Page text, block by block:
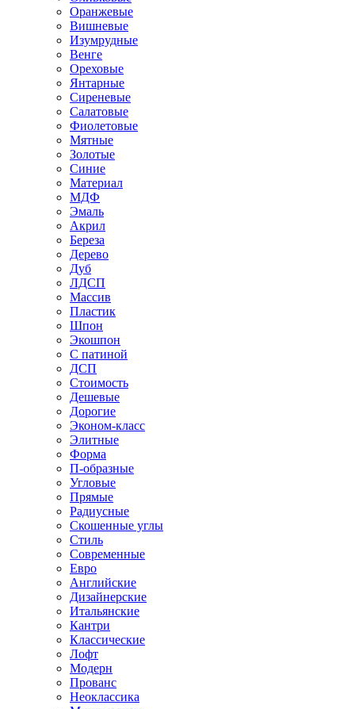
Оранжевые
Вишневые
Изумрудные
Венге
Ореховые
Янтарные
Сиреневые
Салатовые
Фиолетовые
Мятные
Золотые
Синие
Материал
МДФ
Эмаль
Акрил
Береза
Дерево
Дуб
ЛДСП
Массив
Пластик
Шпон
Экошпон
С патиной
ДСП
Стоимость
Дешевые
Дорогие
Эконом-класс
Элитные
Форма
П-образные
Угловые
Прямые
Радиусные
Скошенные углы
Стиль
Современные
Евро
Английские
Дизайнерские
Итальянские
Кантри
Классические
Лофт
Модерн
Прованс
Неоклассика